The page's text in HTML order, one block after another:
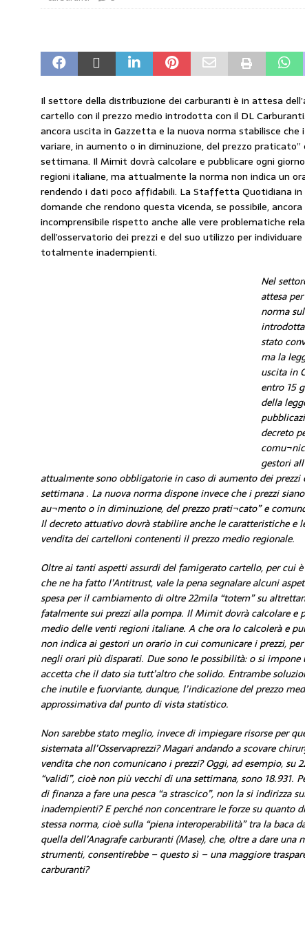
IP rinnova l’accordo
STAMPA
Carburanti, i
responsabilità”
COMUNICATI STAMPA
[ 29 Luglio 2026 ] Taglio delle accise, il
MERCATO PREZZI CARBURANTI
[ 6 Agosto 2026 ] CARBURANTI.
COMUNICATI STAMPA
Il settore della distribuzione dei carburanti è in attesa
cartello con il prezzo medio introdotta con il DL
ancora uscita in Gazzetta e la nuova norma stabilisce che
variare, in aumento o in diminuzione, del prezzo
settimana. Il Mimit dovrà calcolare e pubblicare ogni
regioni italiane, ma attualmente la norma non indica un
rendendo i dati poco affidabili. La Staffetta Quotidiana in
domande che rendono questa vicenda, se possibile,
incomprensibile rispetto anche alle vere problematiche
dell’osservatorio dei prezzi e del suo utilizzo per
totalmente inadempienti.
Nel
attesa
norma
stato
ma la
uscita in
entro 15
della
decreto
gestori
attualmente sono obbligatorie in caso di aumento dei
settimana . La nuova norma dispone invece che i prezzi
au¬mento o in diminuzione, del prezzo prati¬cato” e
Il decreto attuativo dovrà stabilire anche le caratteristiche e
vendita dei cartelloni contenenti il prezzo medio regionale.
Oltre ai tanti aspetti assurdi del famigerato cartello, per cui
che ne ha fatto l’Antitrust, vale la pena segnalare alcuni
spesa per il cambiamento di oltre 22mila “totem” su
fatalmente sui prezzi alla pompa. Il Mimit dovrà calcolare e
medio delle venti regioni italiane. A che ora lo calcolerà e
non indica ai gestori un orario in cui comunicare i prezzi,
negli orari più disparati. Due sono le possibilità: o si
accetta che il dato sia tutt’altro che solido. Entrambe
che inutile e fuorviante, dunque, l’indicazione del prezzo
approssimativa dal punto di vista statistico.
Non sarebbe stato meglio, invece di impiegare risorse per
sistemata all’Osservaprezzi? Magari andando a scovare
vendita che non comunicano i prezzi? Oggi, ad esempio, su
“validi”, cioè non più vecchi di una settimana, sono 18.931.
di finanza a fare una pesca “a strascico”, non la si indirizza
inadempienti? E perché non concentrare le forze su quanto
stessa norma, cioè sulla “piena interoperabilità” tra la baca
quella dell’Anagrafe carburanti (Mase), che, oltre a dare
strumenti, consentirebbe – questo sì – una maggiore
carburanti?